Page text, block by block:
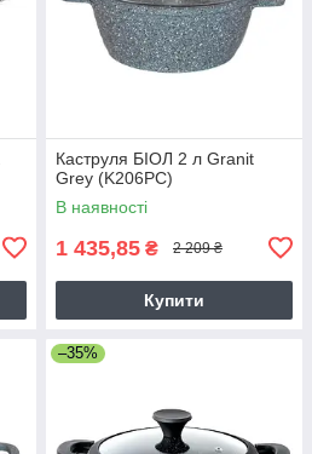
Каструля БІОЛ 2 л Granit
Grey (K206PC)
В наявності
1 435,85 ₴ 2 209 ₴
Купити
–35%